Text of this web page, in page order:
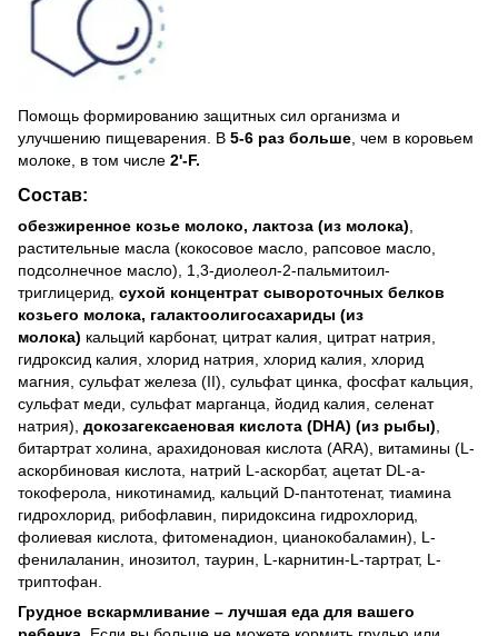
Помощь формированию защитных сил организма и
улучшению пищеварения. В 5-6 раз больше, чем в коровьем
молоке, в том числе 2'-F.
Состав:
обезжиренное козье молоко, лактоза (из молока)
растительные масла (кокосовое масло, рапсовое масло,
подсолнечное масло), 1,3-диолеол-2-пальмитоил-
триглицерид, сухой концентрат сывороточных белков
козьего молока, галактоолигосахариды (из
молока) кальций карбонат, цитрат калия, цитрат натрия,
гидроксид калия, хлорид натрия, хлорид калия, хлорид
магния, сульфат железа (II), сульфат цинка, фосфат кальция,
сульфат меди, сульфат марганца, йодид калия, селенат
натрия), докозагексаеновая кислота (DHA) (из рыбы)
битартрат холина, арахидоновая кислота (ARA), витамины (L-
аскорбиновая кислота, натрий L-аскорбат, ацетат DL-a-
токоферола, никотинамид, кальций D-пантотенат, тиамина
гидрохлорид, рибофлавин, пиридоксина гидрохлорид,
фолиевая кислота, фитоменадион, цианокобаламин), L-
фенилаланин, инозитол, таурин, L-карнитин-L-тартрат, L-
триптофан.
Грудное вскармливание – лучшая еда для вашего